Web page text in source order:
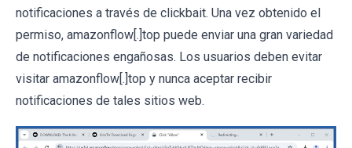
notificaciones a través de clickbait. Una vez obtenido el
permiso, amazonflow[.]top puede enviar una gran variedad
de notificaciones engañosas. Los usuarios deben evitar
visitar amazonflow[.]top y nunca aceptar recibir
notificaciones de tales sitios web.